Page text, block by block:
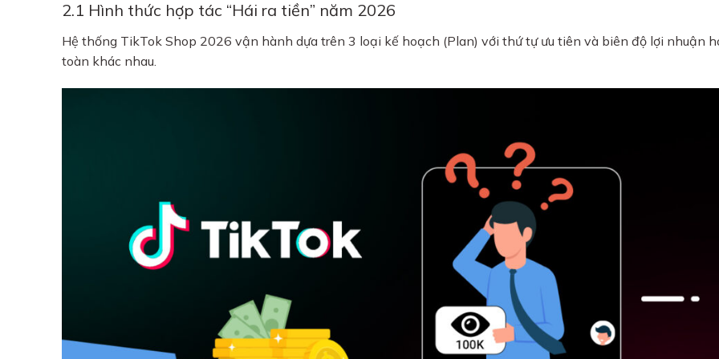
2.1 Hình thức hợp tác “Hái ra tiền” năm 2026
Hệ thống TikTok Shop 2026 vận hành dựa trên 3 loại kế hoạch (Plan) với thứ tự ưu tiên và biên độ lợi nhuận
toàn khác nhau.